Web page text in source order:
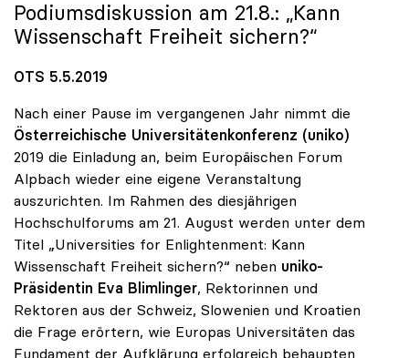
Podiumsdiskussion am 21.8.: „Kann
Wissenschaft Freiheit sichern?“
OTS 5.5.2019
Nach einer Pause im vergangenen Jahr nimmt die
Österreichische Universitätenkonferenz (uniko)
2019 die Einladung an, beim Europäischen Forum
Alpbach wieder eine eigene Veranstaltung
auszurichten. Im Rahmen des diesjährigen
Hochschulforums am 21. August werden unter dem
Titel „Universities for Enlightenment: Kann
Wissenschaft Freiheit sichern?“ neben uniko-
Präsidentin Eva Blimlinger, Rektorinnen und
Rektoren aus der Schweiz, Slowenien und Kroatien
die Frage erörtern, wie Europas Universitäten das
Fundament der Aufklärung erfolgreich behaupten